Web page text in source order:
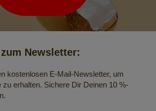
Newsletter:
kostenlosen E-Mail-Newsletter, um
zu erhalten. Sichere Dir Deinen 10 %-